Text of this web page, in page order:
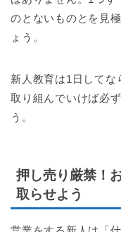
のとないものとを見
ょう。
新人教育は1日してな
取り組んでいけば必
う。
押し売り厳禁！
取らせよう